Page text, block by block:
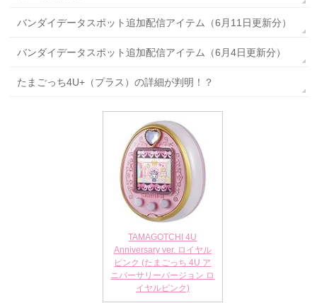
バンダイデータスポット追加配信アイテム（6月11日更新分）
バンダイデータスポット追加配信アイテム（6月4日更新分）
たまごっち4U+（プラス）の詳細が判明！？
TAMAGOTCHI 4U
Anniversary ver. ロイヤル
ピンク (たまごっち 4U ア
ニバーサリーバージョン ロ
イヤルピンク)